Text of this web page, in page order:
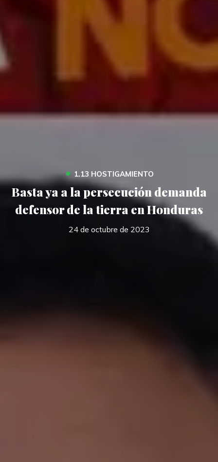
• 1.13 HOSTIGAMIENTO
Basta ya a la persecución demanda
defensor de la tierra en Honduras
24 de octubre de 2023